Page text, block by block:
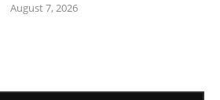
August 7, 2026